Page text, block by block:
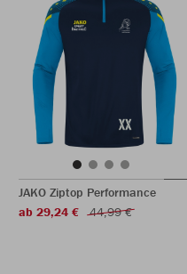
JAKO Ziptop Performance
ab 29,24 €
44,99 €